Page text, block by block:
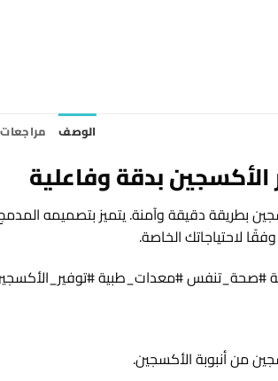
الوصف مراجعات
بدقة وفاعلية
بطريقة دقيقة وآمنة. يتميز بتصميمه
لاحتياجاتك الخاصة.
#معدات_طبية
من أنبوبة الأكسجين.